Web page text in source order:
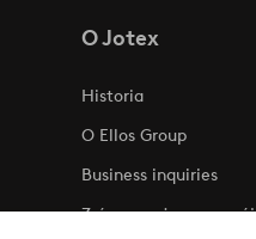
O Jotex
Historia
O Ellos Group
Business inquiries
Zrównoważony rozwój